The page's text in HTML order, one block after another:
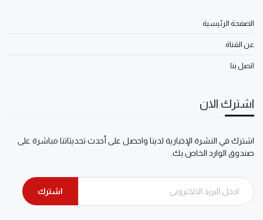
الصفحة الرئيسية
عن القناة
اتصل بنا
اشترك الان
اشترك في النشرة الإخبارية لدينا واحصل على أحدث تحديثاتنا مباشرة على
صندوق الوارد الخاص بك.
اشترك